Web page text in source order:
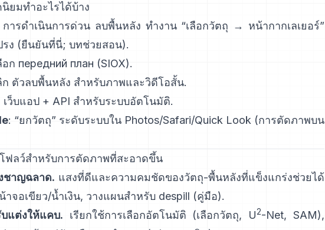
ยมทำอะไรได้บ้าง
ารดำเนินการด่วน ลบพื้นหลัง ทำงาน “เลือกวัตถุ → หน้ากากเลเยอร์”
ง (ยืนยันที่นี่; บทช่วยสอน).
อก передний план (SIOX).
ก ตัวลบพื้นหลัง สำหรับภาพและวิดีโอสั้น.
เว็บแอป + API สำหรับระบบอัตโนมัติ.
: “ยกวัตถุ” ระดับระบบใน Photos/Safari/Quick Look (การตัดภาพบน
โฟลว์สำหรับการตัดภาพที่สะอาดขึ้น
ชาญฉลาด. แสงที่ดีและความคมชัดของวัตถุ-พื้นหลังที่แข็งแกร่งช่วยได้
จอเขียว/น้ำเงิน, วางแผนสำหรับ despill (คู่มือ).
แต่งให้แคบ. เรียกใช้การเลือกอัตโนมัติ (เลือกวัตถุ, U2-Net, SAM),